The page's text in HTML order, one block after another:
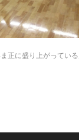
正に盛り上がっている